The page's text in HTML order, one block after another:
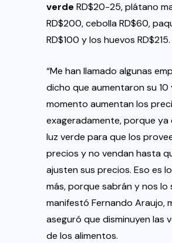
verde RD$20-25, plátano
RD$200, cebolla RD$60,
RD$100 y los huevos RD$215.
“Me han llamado algunas
dicho que aumentaron su 10
momento aumentan los
exageradamente, porque ya
luz verde para que los
precios y no vendan hasta
ajusten sus precios. Eso es
más, porque sabrán y nos lo
manifestó Fernando Araujo,
aseguró que disminuyen las
de los alimentos.